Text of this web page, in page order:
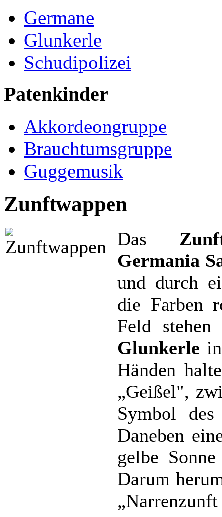
Germane
Glunkerle
Schudipolizei
Patenkinder
Akkordeongruppe
Brauchtumsgruppe
Guggemusik
Zunftwappen
Das
Germania
und durch
die Farben
Feld
Glunkerle
Händen
„Geißel",
Symbol
Daneben
gelbe
Darum
„Narrenzunft